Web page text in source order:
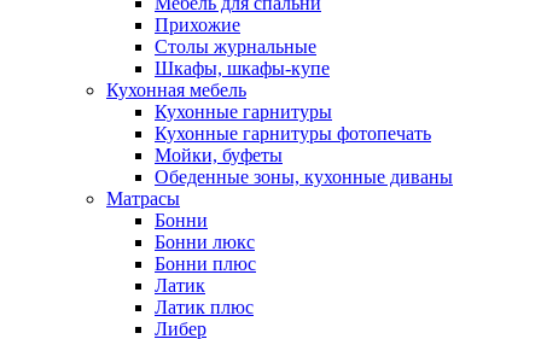
Прихожие
Столы журнальные
Шкафы, шкафы-купе
Кухонная мебель
Кухонные гарнитуры
Кухонные гарнитуры фотопечать
Мойки, буфеты
Обеденные зоны, кухонные диваны
Матрасы
Бонни
Бонни люкс
Бонни плюс
Латик
Латик плюс
Либер